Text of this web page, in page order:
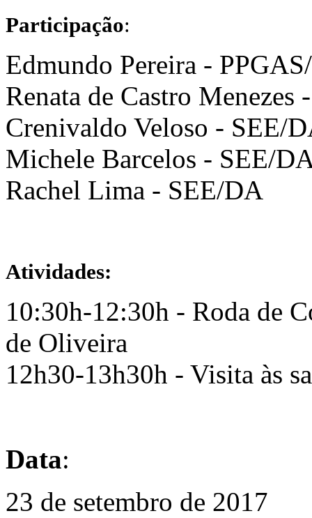
Participação:
Edmundo Pereira -
Renata de Castro Menezes
Crenivaldo Veloso - SEE/
Michele Barcelos - SEE/
Rachel Lima - SEE/DA
Atividades:
10:30h-12:30h - Roda de
de Oliveira
12h30-13h30h - Visita às
Data:
23 de setembro de 2017